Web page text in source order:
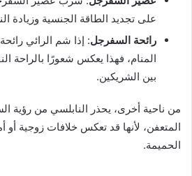
على تجديد الطاقة الجنسية وزيادة
رائحة السفرجل: إذا شم الرائي
المنام، فهذا يعكس شعورًا بالراحة
بين الشريكين.
من ناحية أخرى، يحذر النابلسي من رؤية
المتعفن، لأنها قد تعكس خلافات زوجية أو
الحميمة.